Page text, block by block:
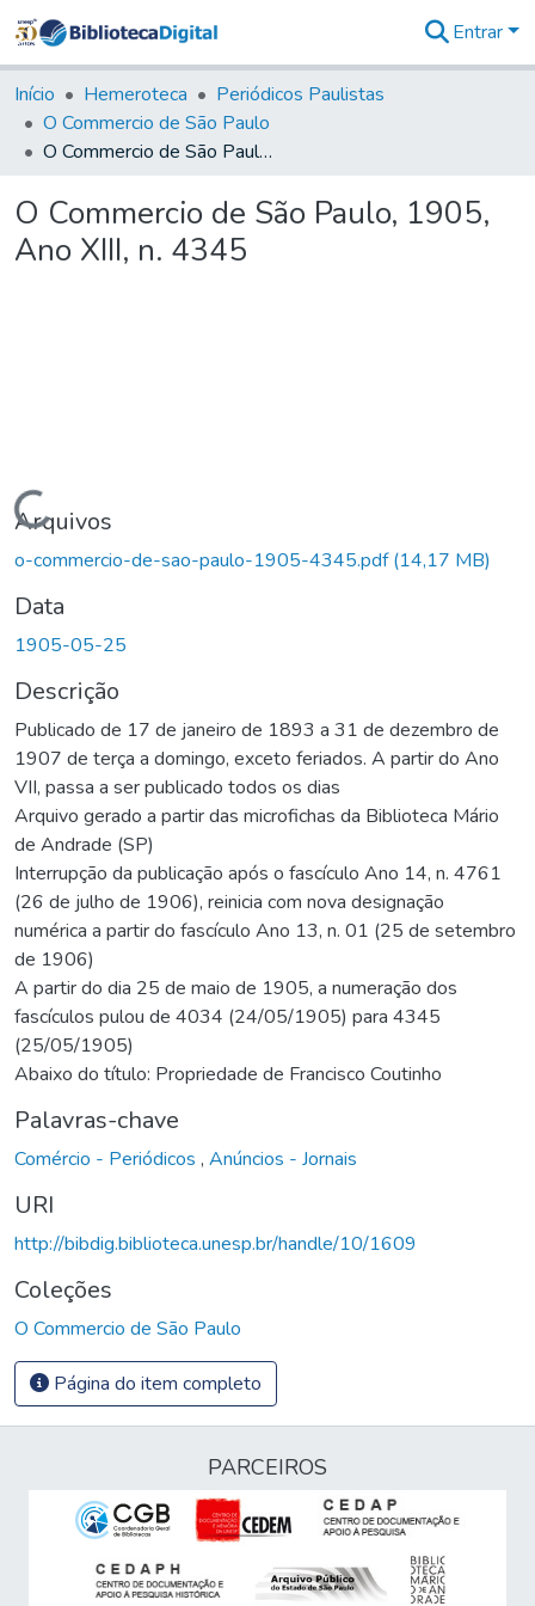
&
Coleções
Tudo na
Biblioteca
Estatísticas
Entrar
Início Hemeroteca
Periódicos Paulistas
O Commercio de São Paulo
O Commercio de São Paulo, 1905, Ano XIII, n. 4345
O Commercio de São Paulo, 1905,
Ano XIII, n. 4345
Carregando...
Arquivos
o-commercio-de-sao-paulo-1905-4345.pdf(14,17 MB)
Data
1905-05-25
Descrição
Publicado de 17 de janeiro de 1893 a 31 de dezembro de
1907 de terça a domingo, exceto feriados. A partir do Ano
VII, passa a ser publicado todos os dias
Arquivo gerado a partir das microfichas da Biblioteca Mário
de Andrade (SP)
Interrupção da publicação após o fascículo Ano 14, n. 4761
(26 de julho de 1906), reinicia com nova designação
numérica a partir do fascículo Ano 13, n. 01 (25 de setembro
de 1906)
A partir do dia 25 de maio de 1905, a numeração dos
fascículos pulou de 4034 (24/05/1905) para 4345
(25/05/1905)
Abaixo do título: Propriedade de Francisco Coutinho
Palavras-chave
Comércio - Periódicos , Anúncios - Jornais
URI
http://bibdig.biblioteca.unesp.br/handle/10/1609
Coleções
O Commercio de São Paulo
Página do item completo
PARCEIROS